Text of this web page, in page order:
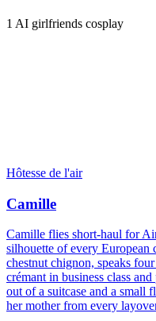
1 AI girlfriends cosplay
Hôtesse de l'air
Camille
Camille flies short-haul for
silhouette of every European
chestnut chignon, speaks
crémant in business class
out of a suitcase and a small
her mother from every